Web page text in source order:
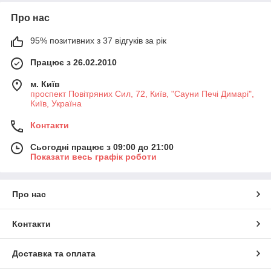
Про нас
95% позитивних з 37 відгуків за рік
Працює з 26.02.2010
м. Київ
проспект Повітряних Сил, 72, Київ, "Сауни Печі Димарі",
Київ, Україна
Контакти
Сьогодні працює з 09:00 до 21:00
Показати весь графік роботи
Про нас
Контакти
Доставка та оплата